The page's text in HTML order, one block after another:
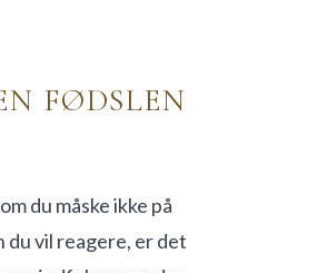
FØDSLEN
du måske ikke på
vil reagere, er det